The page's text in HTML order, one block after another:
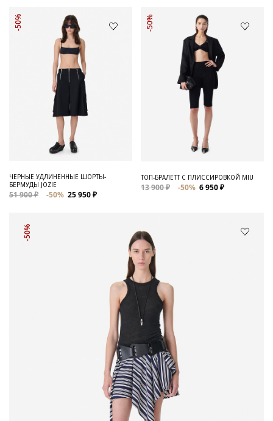
-50%
ЧЕРНЫЕ УДЛИНЕННЫЕ ШОРТЫ-
БЕРМУДЫ JOZIE
51 900 ₽ -50% 25 950 ₽
-50%
ТОП-БРАЛЕТТ С ПЛИССИРОВКОЙ MIU
13 900 ₽ -50% 6 950 ₽
-50%